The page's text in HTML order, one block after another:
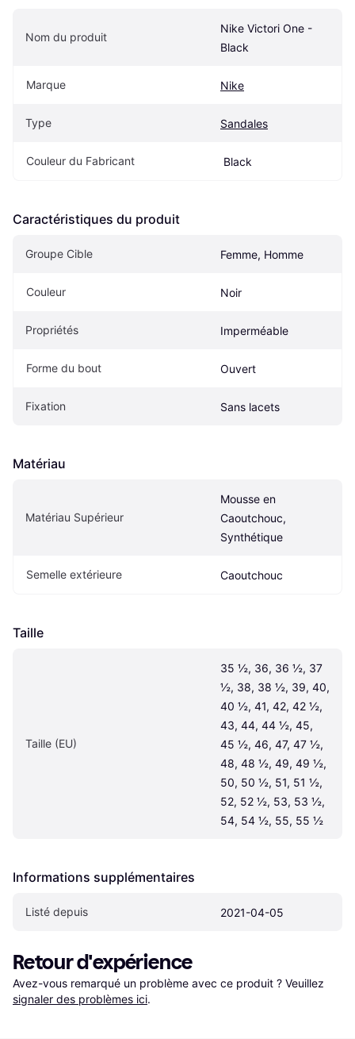
Nom du produit
Nike Victori One -
Black
Marque Nike
Type Sandales
Couleur du Fabricant Black
Caractéristiques du produit
Groupe Cible Femme, Homme
Couleur Noir
Propriétés Imperméable
Forme du bout Ouvert
Fixation Sans lacets
Matériau
Matériau Supérieur
Mousse en
Caoutchouc,
Synthétique
Semelle extérieure Caoutchouc
Taille
Taille (EU)
35 ½, 36, 36 ½, 37
½, 38, 38 ½, 39, 40,
40 ½, 41, 42, 42 ½,
43, 44, 44 ½, 45,
45 ½, 46, 47, 47 ½,
48, 48 ½, 49, 49 ½,
50, 50 ½, 51, 51 ½,
52, 52 ½, 53, 53 ½,
54, 54 ½, 55, 55 ½
Informations supplémentaires
Listé depuis 2021-04-05
Retour d'expérience
Avez-vous remarqué un problème avec ce produit ? Veuillez
signaler des problèmes ici.